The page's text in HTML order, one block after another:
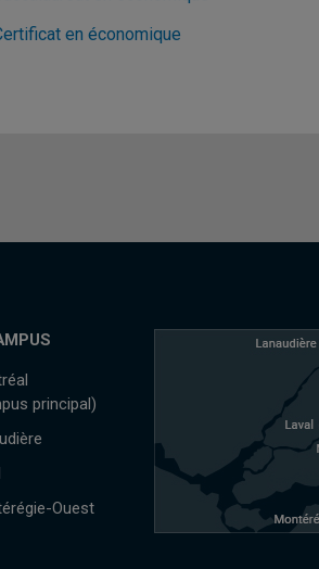
en économique
principal)
Ouest